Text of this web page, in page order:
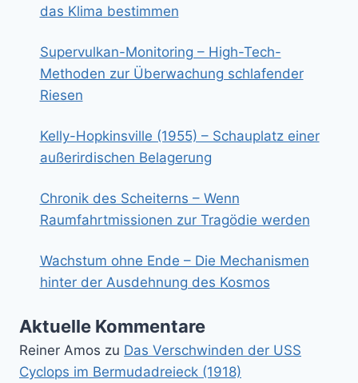
das Klima bestimmen
Supervulkan-Monitoring – High-Tech-
Methoden zur Überwachung schlafender
Riesen
Kelly-Hopkinsville (1955) – Schauplatz einer
außerirdischen Belagerung
Chronik des Scheiterns – Wenn
Raumfahrtmissionen zur Tragödie werden
Wachstum ohne Ende – Die Mechanismen
hinter der Ausdehnung des Kosmos
Aktuelle Kommentare
Reiner Amos zu Das Verschwinden der USS
Cyclops im Bermudadreieck (1918)